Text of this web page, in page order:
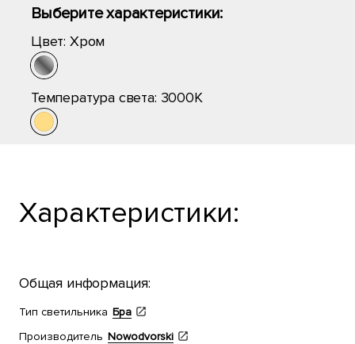
Выберите характеристики:
Цвет: Хром
Температура света: 3000K
Характеристики:
Общая информация:
Тип светильника Бра
Производитель Nowodvorski